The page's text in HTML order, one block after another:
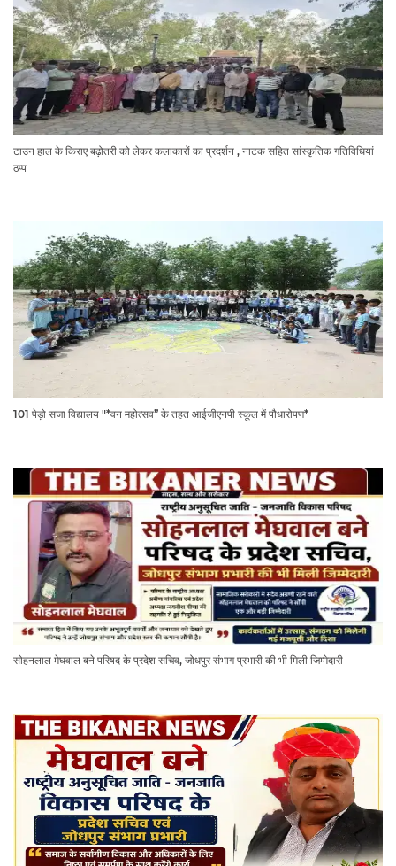
टाउन हाल के किराए बढ़ोतरी को लेकर कलाकारों का प्रदर्शन , नाटक सहित सांस्कृतिक गतिविधियां
ठप्प
101 पेड़ो सजा विद्यालय "*वन महोत्सव” के तहत आईजीएनपी स्कूल में पौधारोपण*
सोहनलाल मेघवाल बने परिषद के प्रदेश सचिव, जोधपुर संभाग प्रभारी की भी मिली जिम्मेदारी